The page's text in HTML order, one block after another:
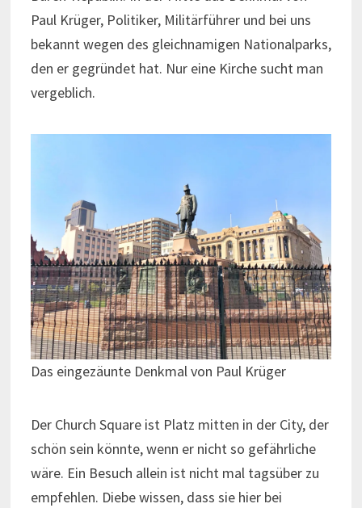
Paul Krüger, Politiker, Militärführer und bei uns
bekannt wegen des gleichnamigen Nationalparks,
den er gegründet hat. Nur eine Kirche sucht man
vergeblich.
Das eingezäunte Denkmal von Paul Krüger
Der Church Square ist Platz mitten in der City, der
schön sein könnte, wenn er nicht so gefährliche
wäre. Ein Besuch allein ist nicht mal tagsüber zu
empfehlen. Diebe wissen, dass sie hier bei